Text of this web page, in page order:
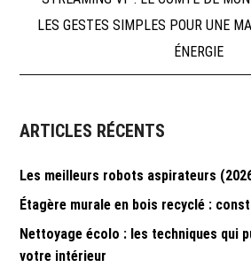
LES GESTES SIMPLES POUR UNE
ÉNERGIE
ARTICLES RÉCENTS
Les meilleurs robots aspirateurs
Étagère murale en bois recyclé :
Nettoyage écolo : les techniques qui
votre intérieur